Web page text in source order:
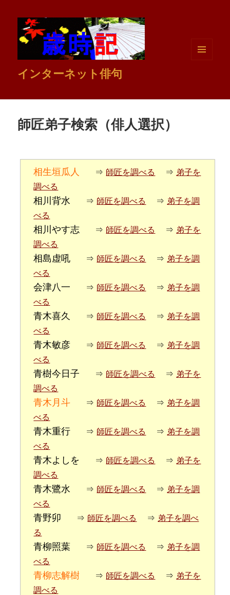
インターネット俳句
師匠弟子検索（俳人選択）
相生垣瓜人 ⇒ 師匠を調べる ⇒ 弟子を
調べる
相川背水 ⇒ 師匠を調べる ⇒ 弟子を調
べる
相川やす志 ⇒ 師匠を調べる ⇒ 弟子を
調べる
相島虚吼 ⇒ 師匠を調べる ⇒ 弟子を調
べる
会津八一 ⇒ 師匠を調べる ⇒ 弟子を調
べる
青木喜久 ⇒ 師匠を調べる ⇒ 弟子を調
べる
青木敏彦 ⇒ 師匠を調べる ⇒ 弟子を調
べる
青樹今日子 ⇒ 師匠を調べる ⇒ 弟子を
調べる
青木月斗 ⇒ 師匠を調べる ⇒ 弟子を調
べる
青木重行 ⇒ 師匠を調べる ⇒ 弟子を調
べる
青木よしを ⇒ 師匠を調べる ⇒ 弟子を
調べる
青木鷺水 ⇒ 師匠を調べる ⇒ 弟子を調
べる
青野卯 ⇒ 師匠を調べる ⇒ 弟子を調べ
る
青柳照葉 ⇒ 師匠を調べる ⇒ 弟子を調
べる
青柳志解樹 ⇒ 師匠を調べる ⇒ 弟子を
調べる